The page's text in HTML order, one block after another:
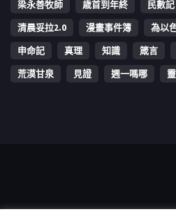
梁永善牧師
歳首到年終 民數記
清晨妥拉2.0
漫畫事件簿 為以
申命記
真理 知識 箴言
荒漠甘泉
見證 週一嗎哪